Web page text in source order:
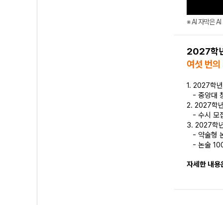
※ AI 자막은 AI
2027학
여섯 번
1. 2027학
- 중앙대
2. 2027학
- 수시 모
3. 2027학
- 약술형
- 논술
자세한 내용